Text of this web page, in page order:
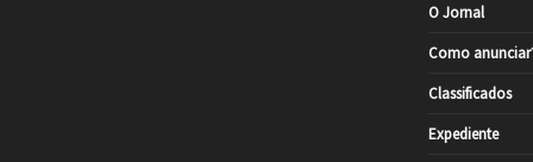
O Jornal
Como
Classificados
Expediente